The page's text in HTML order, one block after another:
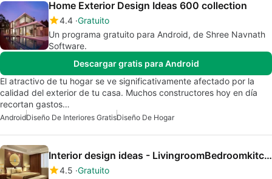
Home Exterior Design Ideas 600 collection
4.4 Gratuito
Un programa gratuito para Android, de Shree Navnath
Software.
Descargar gratis para Android
El atractivo de tu hogar se ve significativamente afectado por la
calidad del exterior de tu casa. Muchos constructores hoy en día
recortan gastos…
AndroidDiseño De Interiores GratisDiseño De Hogar
Interior design ideas - LivingroomBedroomkitchen
4.5 Gratuito